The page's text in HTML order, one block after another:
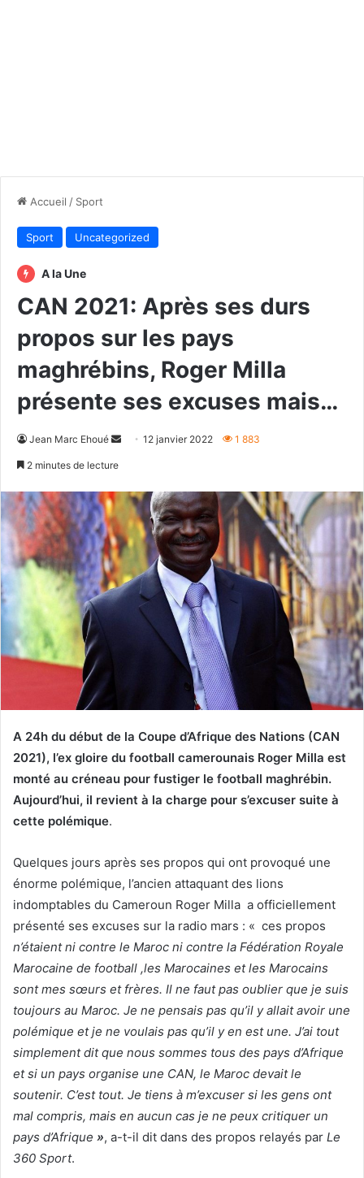
Accueil / Sport
Sport Uncategorized
A la Une
CAN 2021: Après ses durs
propos sur les pays
maghrébins, Roger Milla
présente ses excuses mais…
Jean Marc Ehoué
Envoyer12 janvier 2022 1 883
2 minutes de lecture
A 24h du début de la Coupe d’Afrique des Nations (CAN
2021), l’ex gloire du football camerounais Roger Milla est
monté au créneau pour fustiger le football maghrébin.
Aujourd’hui, il revient à la charge pour s’excuser suite à
cette polémique.
Quelques jours après ses propos qui ont provoqué une
énorme polémique, l’ancien attaquant des lions
indomptables du Cameroun Roger Milla a officiellement
présenté ses excuses sur la radio mars : « ces propos
n’étaient ni contre le Maroc ni contre la Fédération Royale
Marocaine de football ,les Marocaines et les Marocains
sont mes sœurs et frères. Il ne faut pas oublier que je suis
toujours au Maroc. Je ne pensais pas qu’il y allait avoir une
polémique et je ne voulais pas qu’il y en est une. J’ai tout
simplement dit que nous sommes tous des pays d’Afrique
et si un pays organise une CAN, le Maroc devait le
soutenir. C’est tout. Je tiens à m’excuser si les gens ont
mal compris, mais en aucun cas je ne peux critiquer un
pays d’Afrique », a-t-il dit dans des propos relayés par Le
360 Sport.